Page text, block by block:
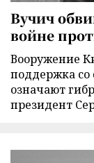
Вучич
войне
Вооружение
поддержка со
означают
президент